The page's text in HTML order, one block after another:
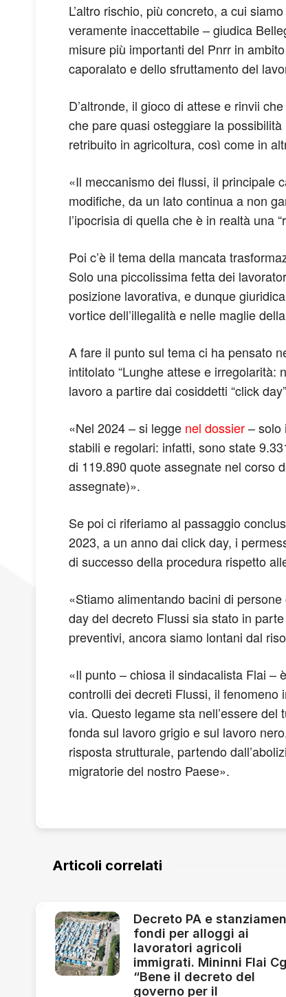
L’altro rischio, più concreto, a cui
veramente inaccettabile – giudica
misure più importanti del Pnrr in
caporalato e dello sfruttamento del
D’altronde, il gioco di attese e rinvii
che pare quasi osteggiare la
retribuito in agricoltura, così come in
«Il meccanismo dei flussi, il principale
modifiche, da un lato continua a non
l’ipocrisia di quella che è in realtà una
Poi c’è il tema della mancata
Solo una piccolissima fetta dei
posizione lavorativa, e dunque
vortice dell’illegalità e nelle maglie
A fare il punto sul tema ci ha pensato
intitolato “Lunghe attese e irregolarità:
lavoro a partire dai cosiddetti “click
«Nel 2024 – si legge nel dossier– solo
stabili e regolari: infatti, sono state
di 119.890 quote assegnate nel corso
assegnate)».
Se poi ci riferiamo al passaggio
2023, a un anno dai click day, i
di successo della procedura rispetto
«Stiamo alimentando bacini di
day del decreto Flussi sia stato in
preventivi, ancora siamo lontani dal
«Il punto – chiosa il sindacalista Flai –
controlli dei decreti Flussi, il
via. Questo legame sta nell’essere
fonda sul lavoro grigio e sul lavoro
risposta strutturale, partendo
migratorie del nostro Paese».
Articoli correlati
Decreto PA e
fondi per alloggi ai
lavoratori agricoli
immigrati. Mininni Flai
“Bene il decreto del
governo per il